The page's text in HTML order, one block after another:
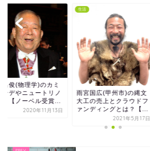
昌俊(物理学)のカミ
ンデやニュートリノ
？【ノーベル受賞...
2020年11月13日
生活
雨宮国広(甲州市)の縄文
大工の売上とクラウドフ
ァンディングとは？【...
2021年5月17日